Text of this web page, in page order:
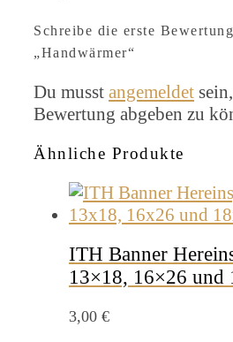
Schreibe die erste
„Handwärmer“
Du musst angemeldet
Bewertung abgeben zu
Ähnliche Produkte
ITH Banner
13×18, 16×26 und
3,00 €